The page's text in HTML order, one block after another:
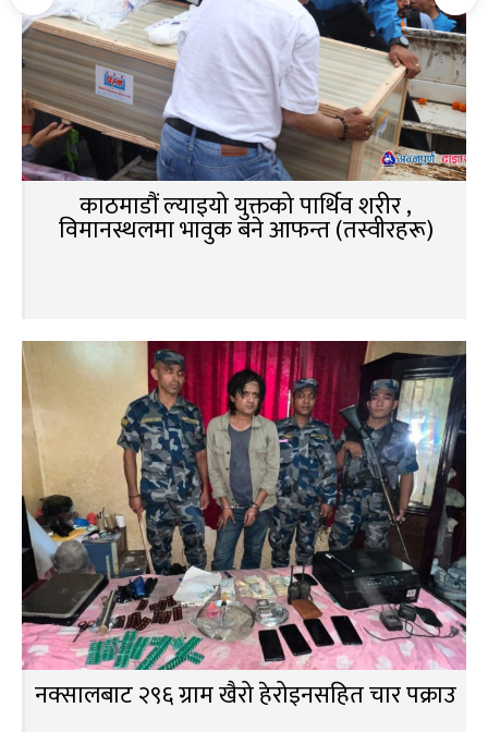
काठमाडौं ल्याइयो युक्तको पार्थिव शरीर ,
विमानस्थलमा भावुक बने आफन्त (तस्वीरहरू)
नक्सालबाट २९६ ग्राम खैरो हेरोइनसहित चार पक्राउ